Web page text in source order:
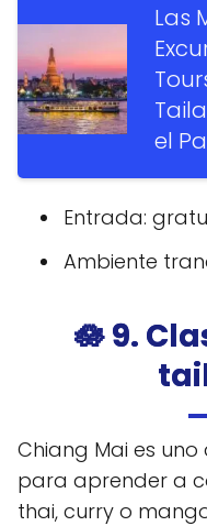
Las
el
Entrada:
Ambiente
🪷 9.
Chiang Mai es
para aprender a
thai, curry o